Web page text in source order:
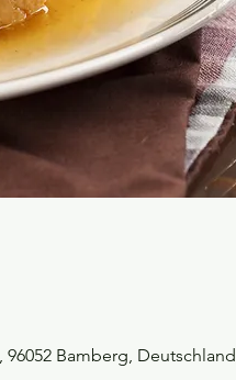
96052 Bamberg, Deutschland